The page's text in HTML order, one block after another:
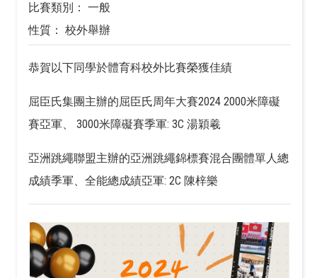
比賽類別： 一般
性質： 校外舉辦
恭賀以下同學於體育科校外比賽榮獲佳績
屈臣氏集團主辦的屈臣氏周年大賽2024 2000米障礙
賽亞軍、 3000米障礙賽季軍: 3C 湯穎羲
亞洲跳繩聯盟主辦的亞洲跳繩錦標賽混合團體單人總
成績季軍、全能總成績亞軍: 2C 陳梓樂